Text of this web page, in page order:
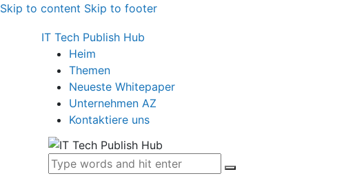
Skip to content Skip to footer
IT Tech Publish Hub
Heim
Themen
Neueste Whitepaper
Unternehmen AZ
Kontaktiere uns